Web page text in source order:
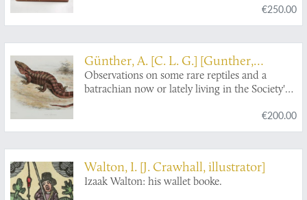
France. Supplément. Avec 7 figures dans le
texte. [Complete].
€250.00
Günther, A. [C. L. G.] [Gunther,
Guenther]
Observations on some rare reptiles and a
batrachian now or lately living in the Society's
€200.00
Walton, I. [J. Crawhall, illustrator]
Izaak Walton: his wallet booke.